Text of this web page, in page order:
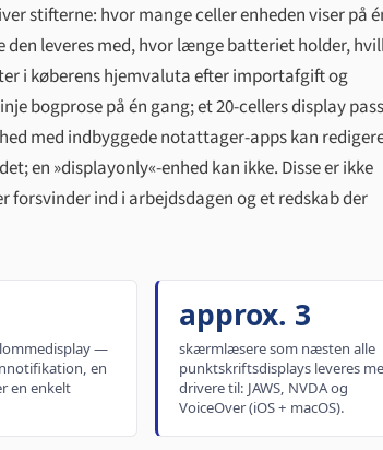
stifterne: hvor mange celler enheden viser på
leveres med, hvor længe batteriet holder,
i køberens hjemvaluta efter importafgift og
bogprose på én gang; et 20-cellers display
med indbyggede notattager-apps kan
en »displayonly«-enhed kan ikke. Disse er ikke
forsvinder ind i arbejdsdagen og et redskab der
—
en
en enkelt
approx. 3
skærmlæsere som næsten alle
punktskriftsdisplays leveres
drivere til: JAWS, NVDA og
VoiceOver (iOS + macOS).